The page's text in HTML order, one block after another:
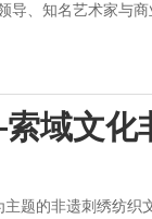
导、知名艺术家与
域文化
题的非遗刺绣纺